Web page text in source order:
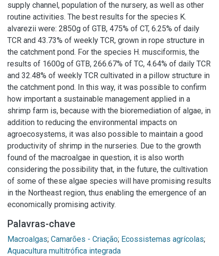
supply channel, population of the nursery, as well as other
routine activities. The best results for the species K.
alvarezii were: 2850g of GTB, 475% of CT, 6.25% of daily
TCR and 43.73% of weekly TCR, grown in rope structure in
the catchment pond. For the species H. musciformis, the
results of 1600g of GTB, 266.67% of TC, 4.64% of daily TCR
and 32.48% of weekly TCR cultivated in a pillow structure in
the catchment pond. In this way, it was possible to confirm
how important a sustainable management applied in a
shrimp farm is, because with the bioremediation of algae, in
addition to reducing the environmental impacts on
agroecosystems, it was also possible to maintain a good
productivity of shrimp in the nurseries. Due to the growth
found of the macroalgae in question, it is also worth
considering the possibility that, in the future, the cultivation
of some of these algae species will have promising results
in the Northeast region, thus enabling the emergence of an
economically promising activity.
Palavras-chave
Macroalgas; Camarões - Criação; Ecossistemas agrícolas;
Aquacultura multitrófica integrada